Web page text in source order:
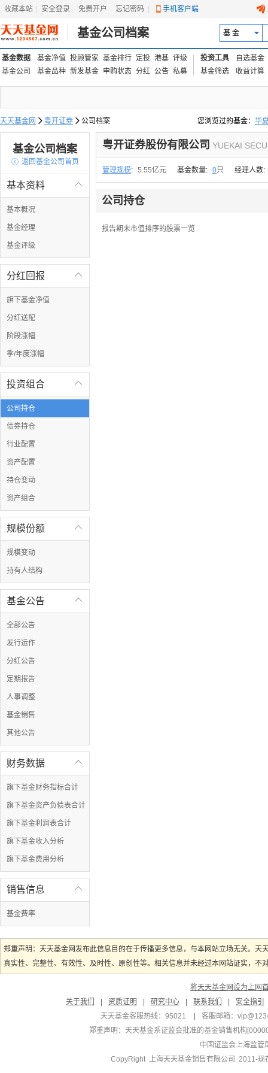
收藏本站 安全登录 免费开户 忘记密码 手机客户端
基金公司档案 基 金
基金数据 基金净值 投顾管家 基金排行 定投 港基 评级
基金公司
基金品种 新发基金 申购状态 分红 公告 私募
投资工具
自选基金
基金筛选
收益计算
天天基金网  粤开证券  公司档案 您浏览过的基金： 华
易方达上证中盘ETF联
基金公司档案
 返回基金公司首页

基本资料
基本概况
基金经理
基金评级

分红回报
旗下基金净值
分红送配
阶段涨幅
季/年度涨幅

投资组合
公司持仓
债券持仓
行业配置
资产配置
持仓变动
资产组合

规模份额
规模变动
持有人结构

基金公告
全部公告
发行运作
分红公告
定期报告
人事调整
基金销售
其他公告

财务数据
旗下基金财务指标合计
旗下基金资产负债表合计
旗下基金利润表合计
旗下基金收入分析
旗下基金费用分析

销售信息
基金费率
粤开证券股份有限公司 YUEKAI
管理规模: 5.55亿元 基金数量: 0只 经理人数:
公司持仓
报告期末市值排序的股票一览
郑重声明：天天基金网发布此信息目的在于传播更多信息，与本网站立场无关。
真实性、完整性、有效性、及时性、原创性等。相关信息并未经过本网站证实，
将天天基金网设为上网
关于我们
资质证明 研究中心 联系我们
安全指引
天天基金客服热线：95021
客服邮箱：
郑重声明： 天天基金系证监会批准的基金销售机构
中国证监会上海监管
CopyRight 上海天天基金销售有限公司 2011-